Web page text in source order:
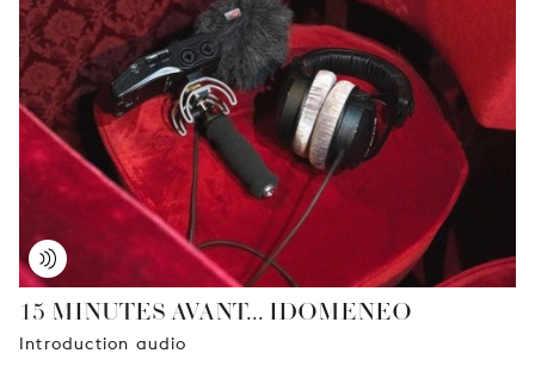
15 MINUTES AVANT... IDOMENEO
Introduction audio